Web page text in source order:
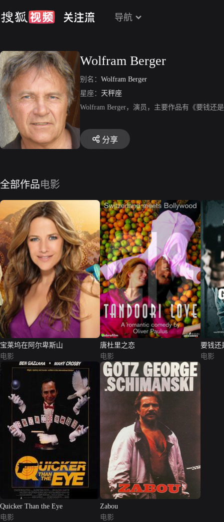
导航
Wolfram Berger
别名： Wolfram Berger
星座： 天秤座
Wolfram Berger，演员，主要作品有《要钱还
分享
全部作品电影
宝莱坞在阿尔卑斯山
电影
唐杜里之恋
电影
要钱还
电影
Quicker Than the Eye
电影
Zabou
电影